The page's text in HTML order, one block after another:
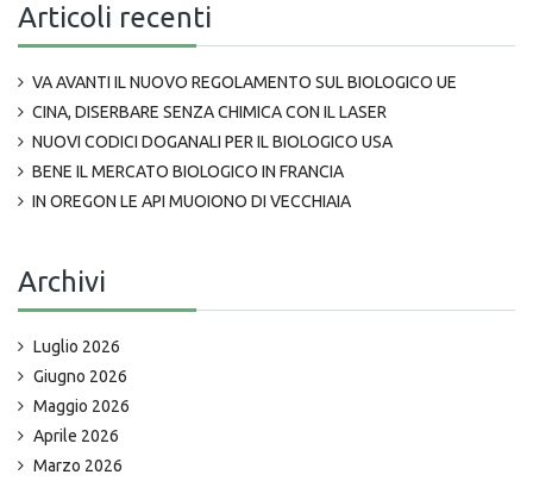
Articoli recenti
VA AVANTI IL NUOVO REGOLAMENTO SUL BIOLOGICO UE
CINA, DISERBARE SENZA CHIMICA CON IL LASER
NUOVI CODICI DOGANALI PER IL BIOLOGICO USA
BENE IL MERCATO BIOLOGICO IN FRANCIA
IN OREGON LE API MUOIONO DI VECCHIAIA
Archivi
Luglio 2026
Giugno 2026
Maggio 2026
Aprile 2026
Marzo 2026